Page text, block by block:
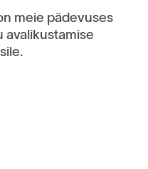
meie pädevuses
avalikustamise